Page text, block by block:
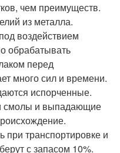
чем преимуществ.
из металла.
воздействием
обрабатывать
перед
много сил и времени.
испорченные.
смолы и выпадающие
при транспортировке и
с запасом 10%.